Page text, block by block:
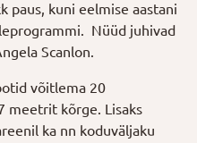
paus, kuni eelmise aastani
Nüüd juhivad
Scanlon.
võitlema 20
meetrit kõrge. Lisaks
ka nn koduväljaku